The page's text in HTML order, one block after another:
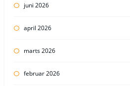
juni 2026
april 2026
marts 2026
februar 2026